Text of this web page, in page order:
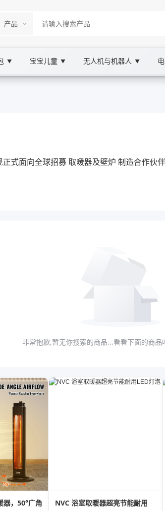
▼ 宝宝儿童 ▼ 无人机与机器人 ▼
Marketplace
式面向全球招募 取暖器及壁炉 制造合作伙
非常抱歉,暂无你搜索的商品...看看下面的商品
器，50°广角
NVC 浴室取暖器超亮节能耐用